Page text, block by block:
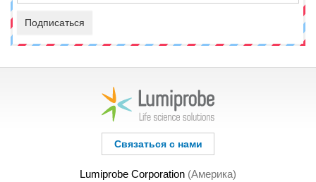
Подписаться
Связаться с нами
Lumiprobe Corporation (Америка)